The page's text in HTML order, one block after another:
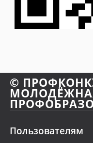
©
Пользователям